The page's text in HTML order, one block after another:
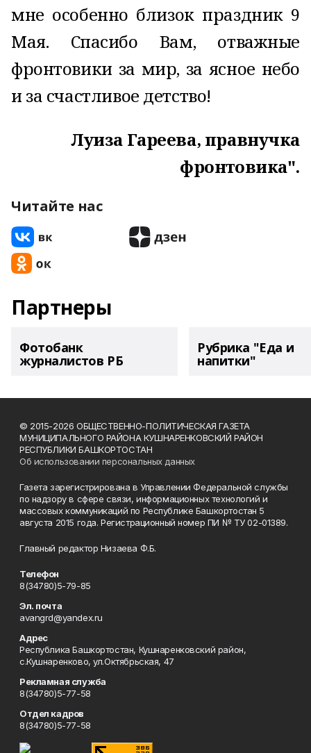
мне особенно близок праздник 9
Мая. Спасибо Вам, отважные
фронтовики за мир, за ясное небо
и за счастливое детство!
Луиза Гареева, правнучка
фронтовика".
Читайте нас
Партнеры
Фотобанк
журналистов РБ
Рубрика "Еда и
напитки"
© 2015-2026 ОБЩЕСТВЕННО-ПОЛИТИЧЕСКАЯ ГАЗЕТА
МУНИЦИПАЛЬНОГО РАЙОНА КУШНАРЕНКОВСКИЙ РАЙОН
РЕСПУБЛИКИ БАШКОРТОСТАН
Об использовании персональных данных
Газета зарегистрирована в Управлении Федеральной службы
по надзору в сфере связи, информационных технологий и
массовых коммуникаций по Республике Башкортостан 5
августа 2015 года. Регистрационный номер ПИ № ТУ 02-01389.
Главный редактор Низаева Ф.Б.
Телефон
8(34780)5-79-85
Эл. почта
avangrd@yandex.ru
Адрес
Республика Башкортостан, Кушнаренковский район,
с.Кушнаренково, ул.Октябрьская, 47
Рекламная служба
8(34780)5-77-58
Отдел кадров
8(34780)5-77-58